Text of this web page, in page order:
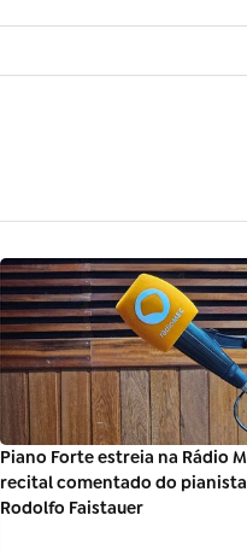
Piano Forte estreia na Rádio
recital comentado do pianista
Rodolfo Faistauer